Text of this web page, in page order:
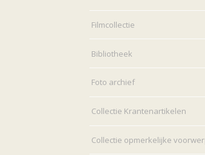
Filmcollectie
Bibliotheek
Foto archief
Collectie Krantenartikelen
Collectie opmerkelijke